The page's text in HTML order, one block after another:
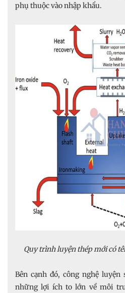
phụ thuộc vào nhập khẩu.
Quy trình luyện thép mới có
Bên cạnh đó, công nghệ
những lợi ích to lớn về môi